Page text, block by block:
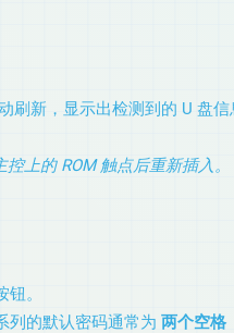
刷新，显示出检测到的 U 盘
上的 ROM 触点后重新插入。
钮。
列的默认密码通常为 两个空格